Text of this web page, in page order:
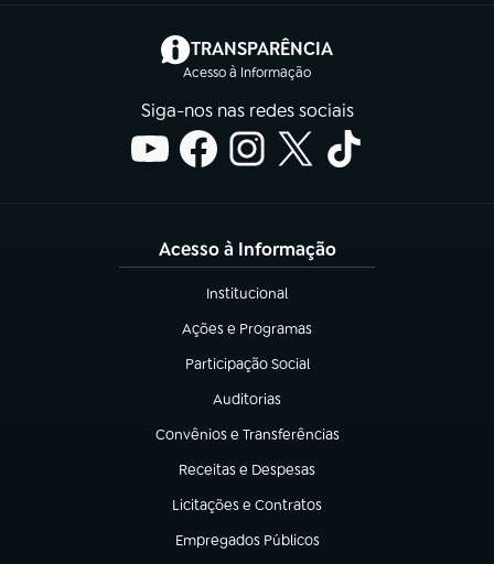
TRANSPARÊNCIA
Acesso à Informação
(abre em nova aba)
Siga-nos nas redes sociais
Acesso à Informação
Institucional
(abre em nova aba)
Ações e Programas
(abre em nova aba)
Participação Social
(abre em nova aba)
Auditorias
(abre em nova aba)
Convênios e Transferências
(abre em nova aba)
Receitas e Despesas
(abre em nova aba)
Licitações e Contratos
(abre em nova aba)
Empregados Públicos
(abre em nova aba)